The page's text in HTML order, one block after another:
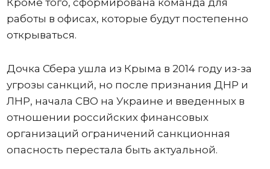
Кроме того, сформирована команда для
работы в офисах, которые будут постепенно
открываться.
Дочка Сбера ушла из Крыма в 2014 году из-за
угрозы санкций, но после признания ДНР и
ЛНР, начала СВО на Украине и введенных в
отношении российских финансовых
организаций ограничений санкционная
опасность перестала быть актуальной.